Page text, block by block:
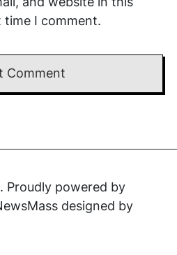
I comment.
Proudly powered by
designed by